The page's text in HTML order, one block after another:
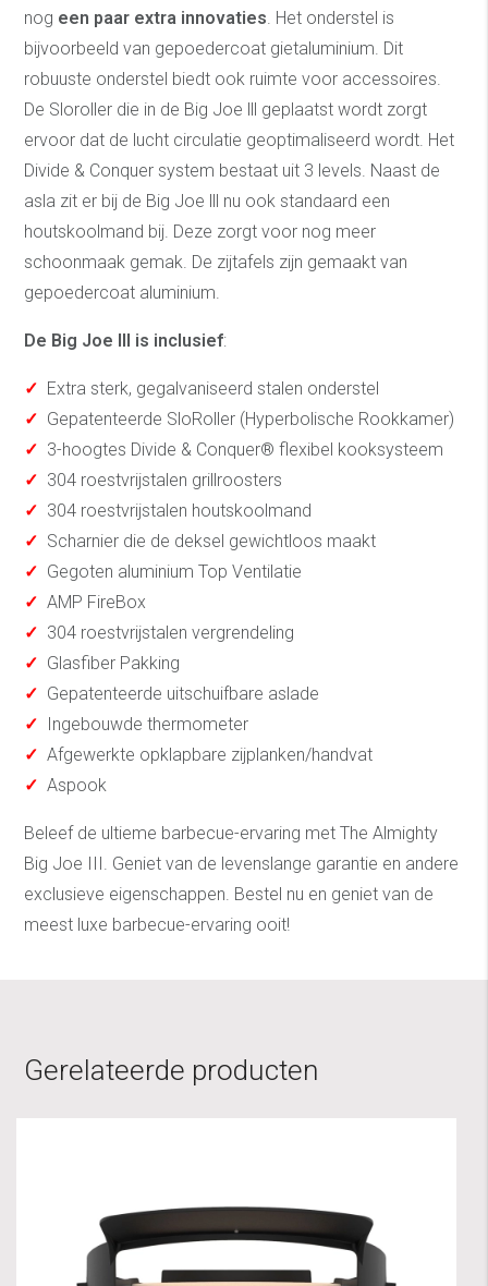
nog een paar extra innovaties. Het onderstel is
bijvoorbeeld van gepoedercoat gietaluminium. Dit
robuuste onderstel biedt ook ruimte voor accessoires.
De Sloroller die in de Big Joe lll geplaatst wordt zorgt
ervoor dat de lucht circulatie geoptimaliseerd wordt. Het
Divide & Conquer system bestaat uit 3 levels. Naast de
asla zit er bij de Big Joe lll nu ook standaard een
houtskoolmand bij. Deze zorgt voor nog meer
schoonmaak gemak. De zijtafels zijn gemaakt van
gepoedercoat aluminium.
De Big Joe lll is inclusief:
✓ Extra sterk, gegalvaniseerd stalen onderstel
✓ Gepatenteerde SloRoller (Hyperbolische Rookkamer)
✓ 3-hoogtes Divide & Conquer® flexibel kooksysteem
✓ 304 roestvrijstalen grillroosters
✓ 304 roestvrijstalen houtskoolmand
✓ Scharnier die de deksel gewichtloos maakt
✓ Gegoten aluminium Top Ventilatie
✓AMP FireBox
✓ 304 roestvrijstalen vergrendeling
✓ Glasfiber Pakking
✓ Gepatenteerde uitschuifbare aslade
✓ Ingebouwde thermometer
✓Afgewerkte opklapbare zijplanken/handvat
✓Aspook
Beleef de ultieme barbecue-ervaring met The Almighty
Big Joe III. Geniet van de levenslange garantie en andere
exclusieve eigenschappen. Bestel nu en geniet van de
meest luxe barbecue-ervaring ooit!
Gerelateerde producten